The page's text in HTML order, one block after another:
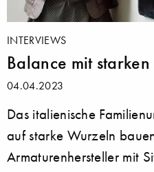
INTERVIEWS
Balance mit starken
04.04.2023
Das italienische
auf starke Wurzeln
Armaturenhersteller mit